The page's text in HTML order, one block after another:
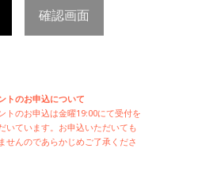
確認画面
トのお申込について
トのお申込は金曜19:00にて受付を
いています。お申込いただいても
せんのであらかじめご了承くださ